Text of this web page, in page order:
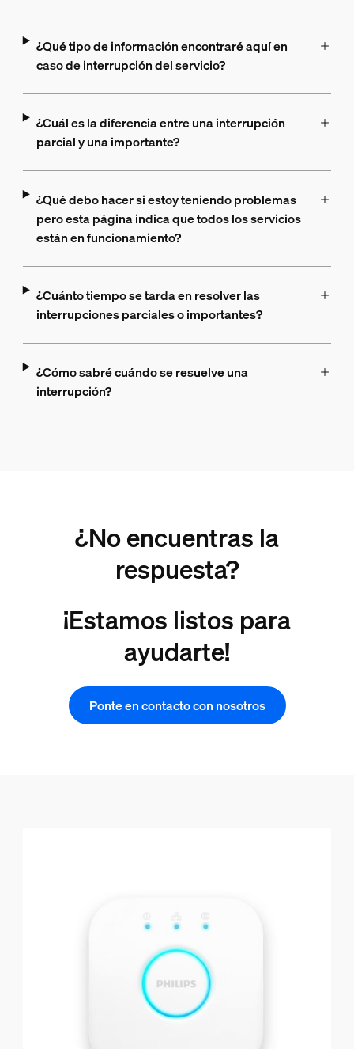
¿Qué tipo de información encontraré aquí en
caso de interrupción del servicio?
¿Cuál es la diferencia entre una interrupción
parcial y una importante?
¿Qué debo hacer si estoy teniendo problemas
pero esta página indica que todos los servicios
están en funcionamiento?
¿Cuánto tiempo se tarda en resolver las
interrupciones parciales o importantes?
¿Cómo sabré cuándo se resuelve una
interrupción?
¿No encuentras la
respuesta?
¡Estamos listos para
ayudarte!
Ponte en contacto con nosotros